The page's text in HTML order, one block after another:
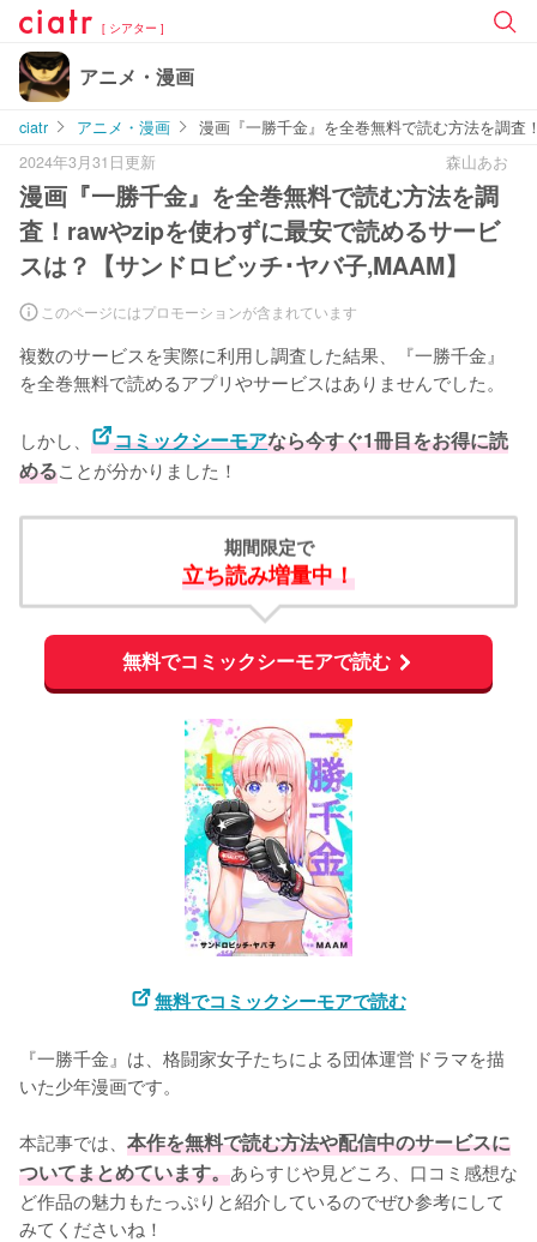
[ シアター ]
アニメ・漫画
ciatr アニメ・漫画
漫画『一勝千金』を全巻無料で読む方法を調査
2024年3月31日更新
森山あお
漫画『一勝千金』を全巻無料で読む方法を調
査！rawやzipを使わずに最安で読めるサービ
スは？【サンドロビッチ･ヤバ子,MAAM】
このページにはプロモーションが含まれています
複数のサービスを実際に利用し調査した結果、『一勝千金』
を全巻無料で読めるアプリやサービスはありませんでした。
しかし、 コミックシーモアなら今すぐ1冊目をお得に読
めることが分かりました！
期間限定で
立ち読み増量中！
無料でコミックシーモアで読む
無料でコミックシーモアで読む
『一勝千金』は、格闘家女子たちによる団体運営ドラマを描
いた少年漫画です。
本記事では、 本作を無料で読む方法や配信中のサービスに
ついてまとめています。あらすじや見どころ、口コミ感想な
ど作品の魅力もたっぷりと紹介しているのでぜひ参考にして
みてくださいね！